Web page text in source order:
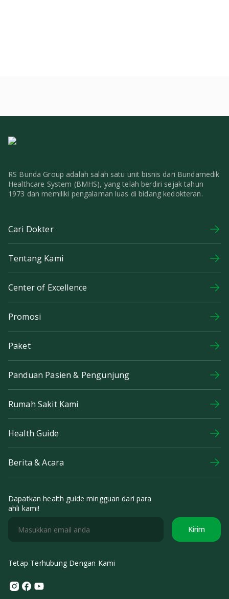
RS Bunda Group adalah salah satu unit bisnis dari Bundamedik
Healthcare System (BMHS), yang telah berdiri sejak tahun
1973 dan memiliki pengalaman luas di bidang kedokteran.
Cari Dokter
Tentang Kami
Center of Excellence
Promosi
Paket
Panduan Pasien & Pengunjung
Rumah Sakit Kami
Health Guide
Berita & Acara
Dapatkan health guide mingguan dari para
ahli kami!
Kirim
Tetap Terhubung Dengan Kami
Instagram
Facebook
Youtube